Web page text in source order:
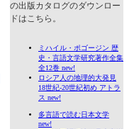
の出版カタログのダウンロー
ドはこちら。